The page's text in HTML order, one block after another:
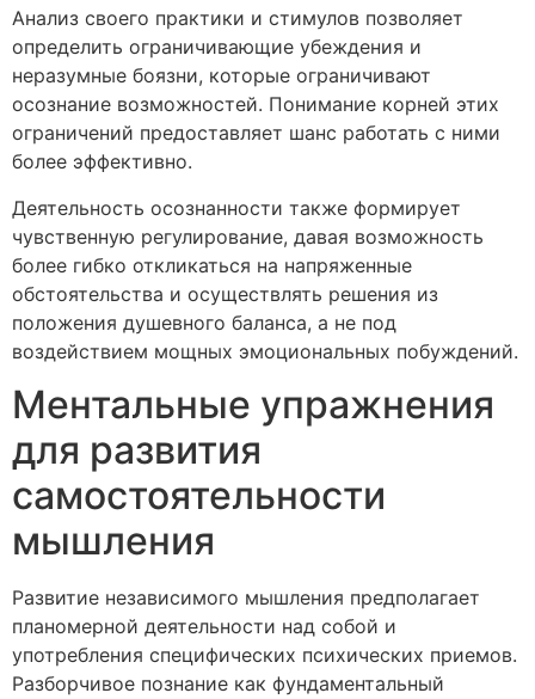
Анализ своего практики и стимулов позволяет
определить ограничивающие убеждения и
неразумные боязни, которые ограничивают
осознание возможностей. Понимание корней этих
ограничений предоставляет шанс работать с ними
более эффективно.
Деятельность осознанности также формирует
чувственную регулирование, давая возможность
более гибко откликаться на напряженные
обстоятельства и осуществлять решения из
положения душевного баланса, а не под
воздействием мощных эмоциональных побуждений.
Ментальные упражнения
для развития
самостоятельности
мышления
Развитие независимого мышления предполагает
планомерной деятельности над собой и
употребления специфических психических приемов.
Разборчивое познание как фундаментальный